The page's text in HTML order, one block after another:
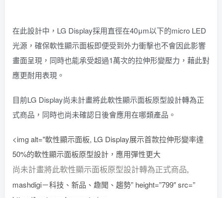
在此設計中，LG Display採用直徑在40μm以下的micro LED
光源，確保軟性顯示面板即便受到外力衝擊也不會因此影響
畫面呈現，同時也能承受超過1萬次的拉伸形變壓力，藉此對
應更耐用表現。
目前LG Display尚未計畫將此軟性顯示面板原型設計轉為正
式商品，同時也尚未確認日後會應用在哪類產品。
<img alt="軟性顯示面板, LG Display展示首款拉伸形變率達
50%的軟性顯示面板原型設計，應用彈性更大
尚未計畫將此軟性顯示面板原型設計轉為正式商品,
mashdigi－科技、新品、趣聞、趨勢” height=”799″ src=”